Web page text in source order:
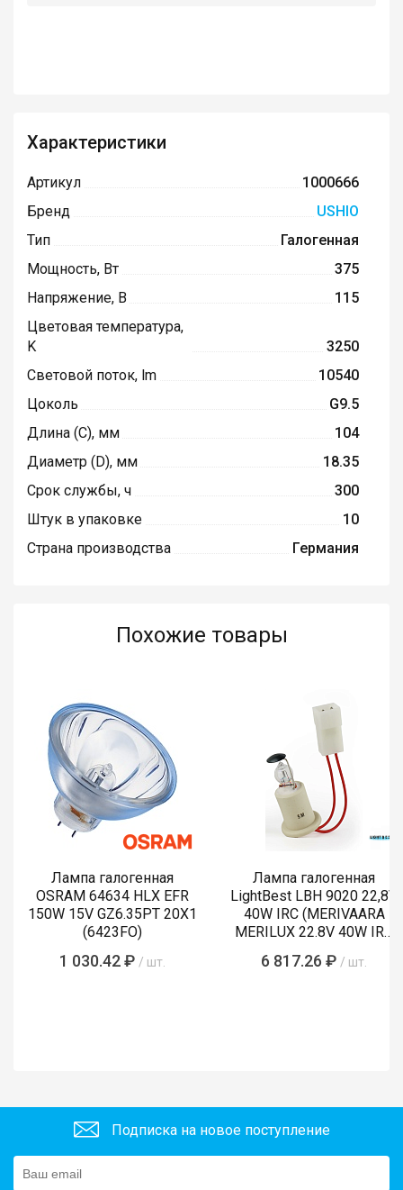
Характеристики
Артикул
1000666
Бренд
USHIO
Тип
Галогенная
Мощность, Вт
375
Напряжение, В
115
Цветовая температура,
K
3250
Световой поток, lm
10540
Цоколь
G9.5
Длина (C), мм
104
Диаметр (D), мм
18.35
Срок службы, ч
300
Штук в упаковке
10
Страна производства
Германия
Похожие товары
Лампа галогенная
OSRAM 64634 HLX EFR
150W 15V GZ6.35PT 20X1
(6423FO)
1 030.42 ₽ / шт.
Лампа галогенная
LightBest LBH 9020 22,8V
40W IRC (MERIVAARA
MERILUX 22.8V 40W IRC
6 817.26 ₽ / шт.
Подписка на новое поступление